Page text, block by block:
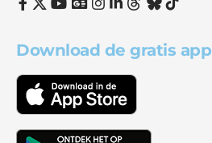
Download de gratis app